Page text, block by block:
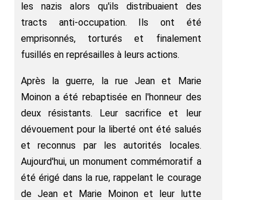
les nazis alors qu'ils distribuaient des
tracts anti-occupation. Ils ont été
emprisonnés, torturés et finalement
fusillés en représailles à leurs actions.
Après la guerre, la rue Jean et Marie
Moinon a été rebaptisée en l'honneur des
deux résistants. Leur sacrifice et leur
dévouement pour la liberté ont été salués
et reconnus par les autorités locales.
Aujourd'hui, un monument commémoratif a
été érigé dans la rue, rappelant le courage
de Jean et Marie Moinon et leur lutte